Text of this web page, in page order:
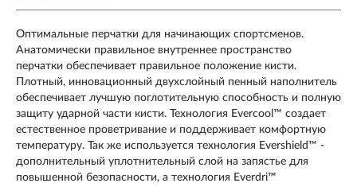
Оптимальные перчатки для начинающих спортсменов.
Анатомически правильное внутреннее пространство
перчатки обеспечивает правильное положение кисти.
Плотный, инновационный двухслойный пенный наполнитель
обеспечивает лучшую поглотительную способность и полную
защиту ударной части кисти. Технология Evercool™ создает
естественное проветривание и поддерживает комфортную
температуру. Так же используется технология Evershield™ -
дополнительный уплотнительный слой на запястье для
повышенной безопасности, а технология Everdri™